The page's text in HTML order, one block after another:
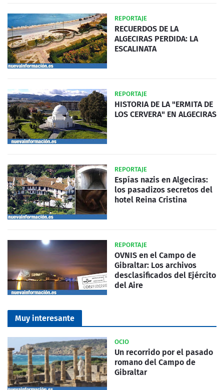
REPORTAJE
RECUERDOS DE LA
ALGECIRAS PERDIDA: LA
ESCALINATA
REPORTAJE
HISTORIA DE LA "ERMITA DE
LOS CERVERA" EN ALGECIRAS
REPORTAJE
Espías nazis en Algeciras:
los pasadizos secretos del
hotel Reina Cristina
REPORTAJE
OVNIS en el Campo de
Gibraltar: Los archivos
desclasificados del Ejército
del Aire
Muy interesante
OCIO
Un recorrido por el pasado
romano del Campo de
Gibraltar